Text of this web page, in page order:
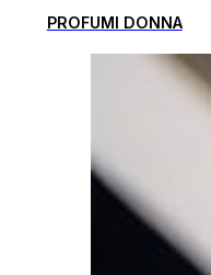
PROFUMI DONNA